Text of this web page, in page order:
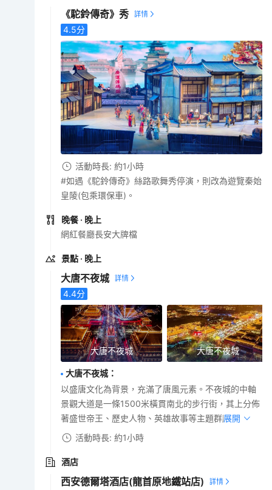
《駝鈴傳奇》秀
4.5分
活動時長: 約1小時
#如遇《駝鈴傳奇》絲路歌舞秀停演，則改為遊覽秦始
皇陵(包乘環保車)。
晚餐 · 晚上
網紅餐廳長安大牌檔
景點 · 晚上
大唐不夜城
4.4分
大唐不夜城 大唐不夜城
大唐不夜城：
以盛唐文化為背景，充滿了唐風元素。不夜城的中軸
景觀大道是一條1500米橫貫南北的步行街，其上分佈
著盛世帝王、歷史人物、英雄故事等主題群雕。
展開
活動時長: 約1小時
酒店
西安德爾塔酒店(龍首原地鐵站店)